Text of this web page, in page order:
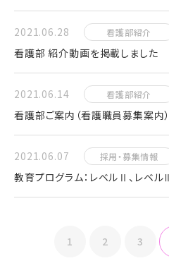
2021.06.28 看護部紹介
看護部 紹介動画を掲載しました
2021.06.14 看護部紹介
看護部ご案内（看護職員募集案内
2021.06.07 採用・募集情報
教育プログラム：レベルⅡ、レベ
1 2 3